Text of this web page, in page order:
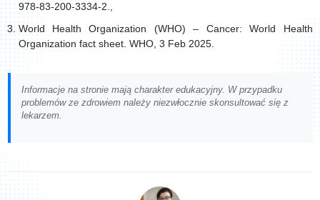
978-83-200-3334-2.,
World Health Organization (WHO) – Cancer: World Health
Organization fact sheet. WHO, 3 Feb 2025.
Informacje na stronie mają charakter edukacyjny. W przypadku
problemów ze zdrowiem należy niezwłocznie skonsultować się z
lekarzem.